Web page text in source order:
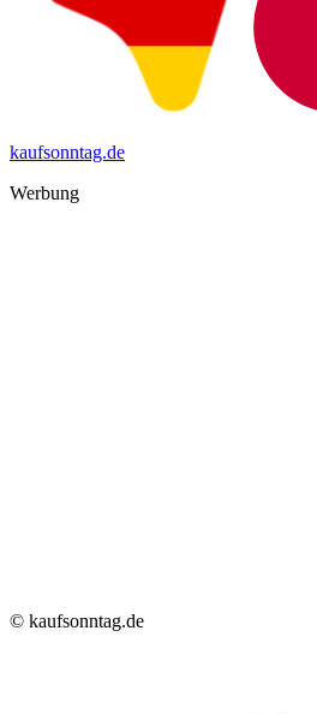
kaufsonntag.de
Werbung
© kaufsonntag.de